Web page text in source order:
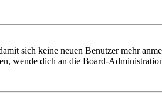
sich keine neuen Benutzer mehr
wende dich an die Board-